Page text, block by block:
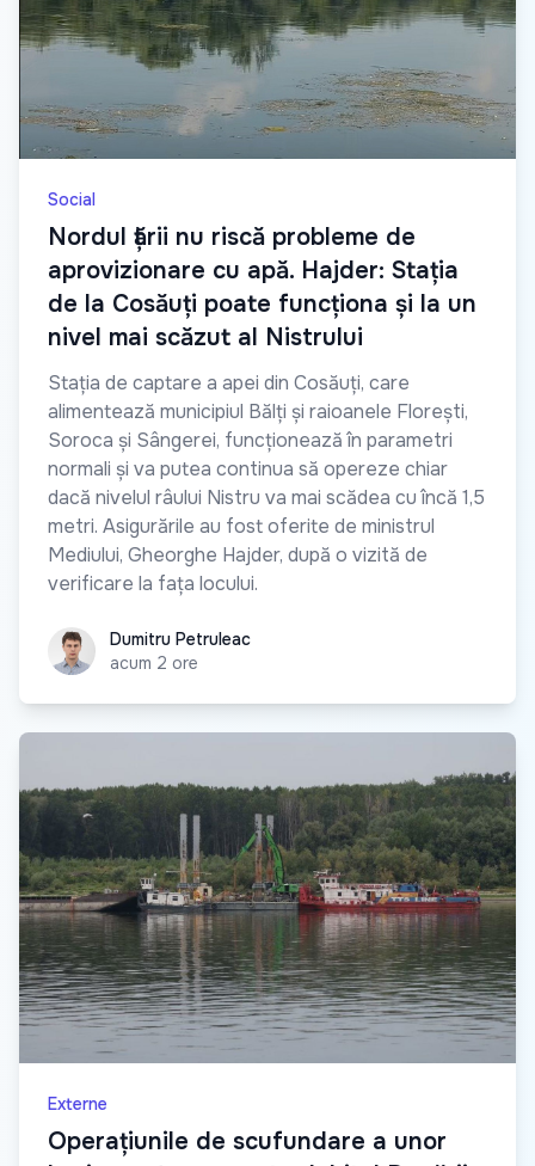
Social
Nordul țării nu riscă probleme de
aprovizionare cu apă. Hajder: Stația
de la Cosăuți poate funcționa și la un
nivel mai scăzut al Nistrului
Stația de captare a apei din Cosăuți, care
alimentează municipiul Bălți și raioanele Florești,
Soroca și Sângerei, funcționează în parametri
normali și va putea continua să opereze chiar
dacă nivelul râului Nistru va mai scădea cu încă 1,5
metri. Asigurările au fost oferite de ministrul
Mediului, Gheorghe Hajder, după o vizită de
verificare la fața locului.
Dumitru Petruleac
Dumitru Petruleac
acum 2 ore
Externe
Operațiunile de scufundare a unor